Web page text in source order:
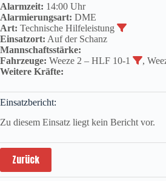
Alarmzeit: 14:00 Uhr
Alarmierungsart: DME
Art: Technische Hilfeleistung
Einsatzort: Auf der Schanz
Mannschaftsstärke:
Fahrzeuge: Weeze 2 – HLF 10-1
,
Weitere Kräfte:
Einsatzbericht:
Zu diesem Einsatz liegt kein Bericht vor.
Zurück